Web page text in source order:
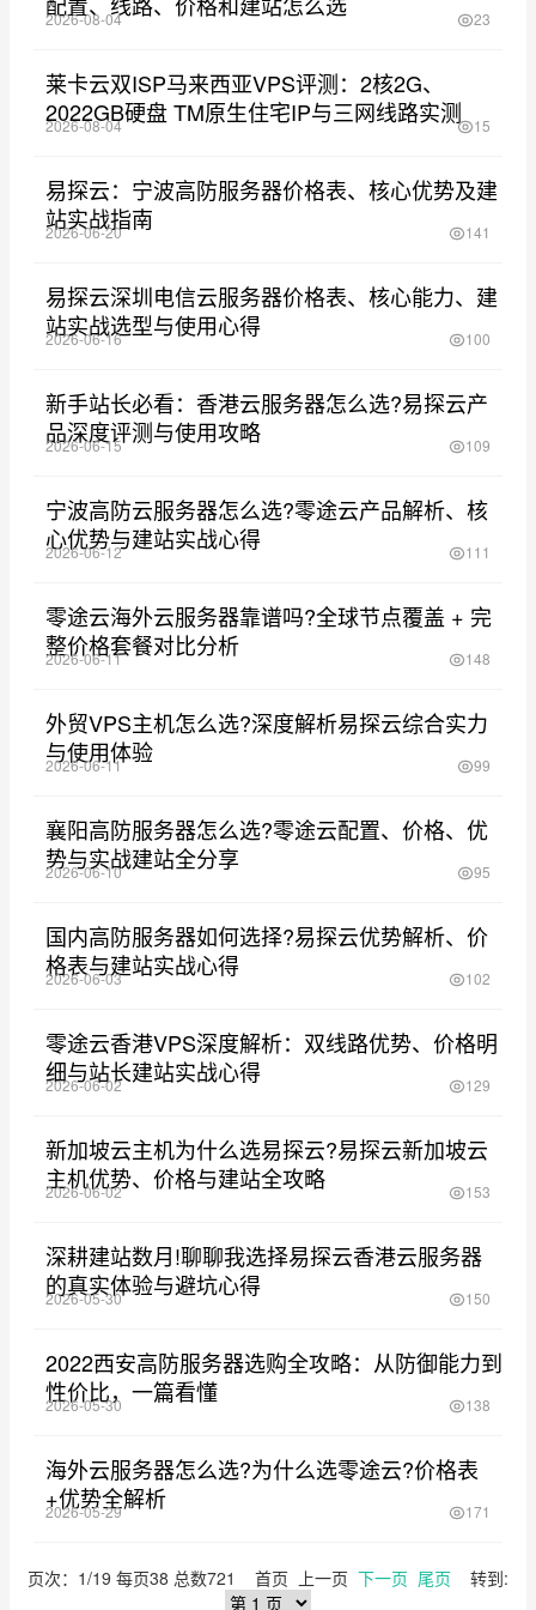
2026-08-04 23
莱卡云双ISP马来西亚VPS评测：2核2G、
2022GB硬盘 TM原生住宅IP与三网线路实测
2026-08-04 15
易探云：宁波高防服务器价格表、核心优势及建
站实战指南
2026-06-20 141
易探云深圳电信云服务器价格表、核心能力、建
站实战选型与使用心得
2026-06-16 100
新手站长必看：香港云服务器怎么选?易探云产
品深度评测与使用攻略
2026-06-15 109
宁波高防云服务器怎么选?零途云产品解析、核
心优势与建站实战心得
2026-06-12 111
零途云海外云服务器靠谱吗?全球节点覆盖 + 完
整价格套餐对比分析
2026-06-11 148
外贸VPS主机怎么选?深度解析易探云综合实力
与使用体验
2026-06-11 99
襄阳高防服务器怎么选?零途云配置、价格、优
势与实战建站全分享
2026-06-10 95
国内高防服务器如何选择?易探云优势解析、价
格表与建站实战心得
2026-06-03 102
零途云香港VPS深度解析：双线路优势、价格明
细与站长建站实战心得
2026-06-02 129
新加坡云主机为什么选易探云?易探云新加坡云
主机优势、价格与建站全攻略
2026-06-02 153
深耕建站数月!聊聊我选择易探云香港云服务器
的真实体验与避坑心得
2026-05-30 150
2022西安高防服务器选购全攻略：从防御能力到
性价比，一篇看懂
2026-05-30 138
海外云服务器怎么选?为什么选零途云?价格表
+优势全解析
2026-05-29 171
页次：1/19 每页38 总数721 首页 上一页 下一页 尾页 转到: